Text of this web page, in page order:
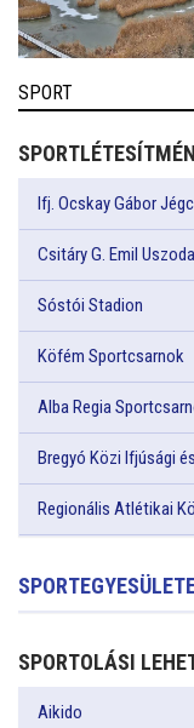
SPORT
Ifj. Ocskay Gábor
Csitáry G. Emil Uszoda
Sóstói Stadion
Köfém Sportcsarnok
Alba Regia
Bregyó Közi Ifjúsági
Regionális Atlétikai
SPORTOLÁSI
Aikido